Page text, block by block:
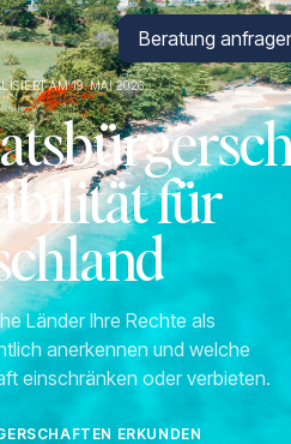
Beratung
AM 19. MAI 2026
für
Länder Ihre Rechte als
anerkennen und welche
einschränken oder verbieten.
ERKUNDEN